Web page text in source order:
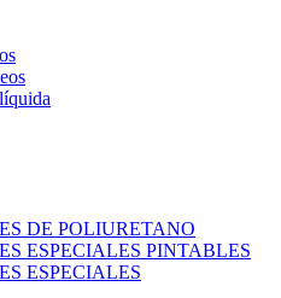
DE POLIURETANO
ESPECIALES PINTABLES
ESPECIALES